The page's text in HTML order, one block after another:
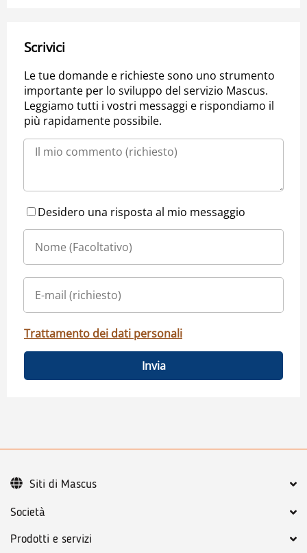
Scrivici
Le tue domande e richieste sono uno strumento
importante per lo sviluppo del servizio Mascus.
Leggiamo tutti i vostri messaggi e rispondiamo il
più rapidamente possibile.
Desidero una risposta al mio messaggio
Trattamento dei dati personali
Invia
Società
Prodotti e servizi
Siti di Mascus